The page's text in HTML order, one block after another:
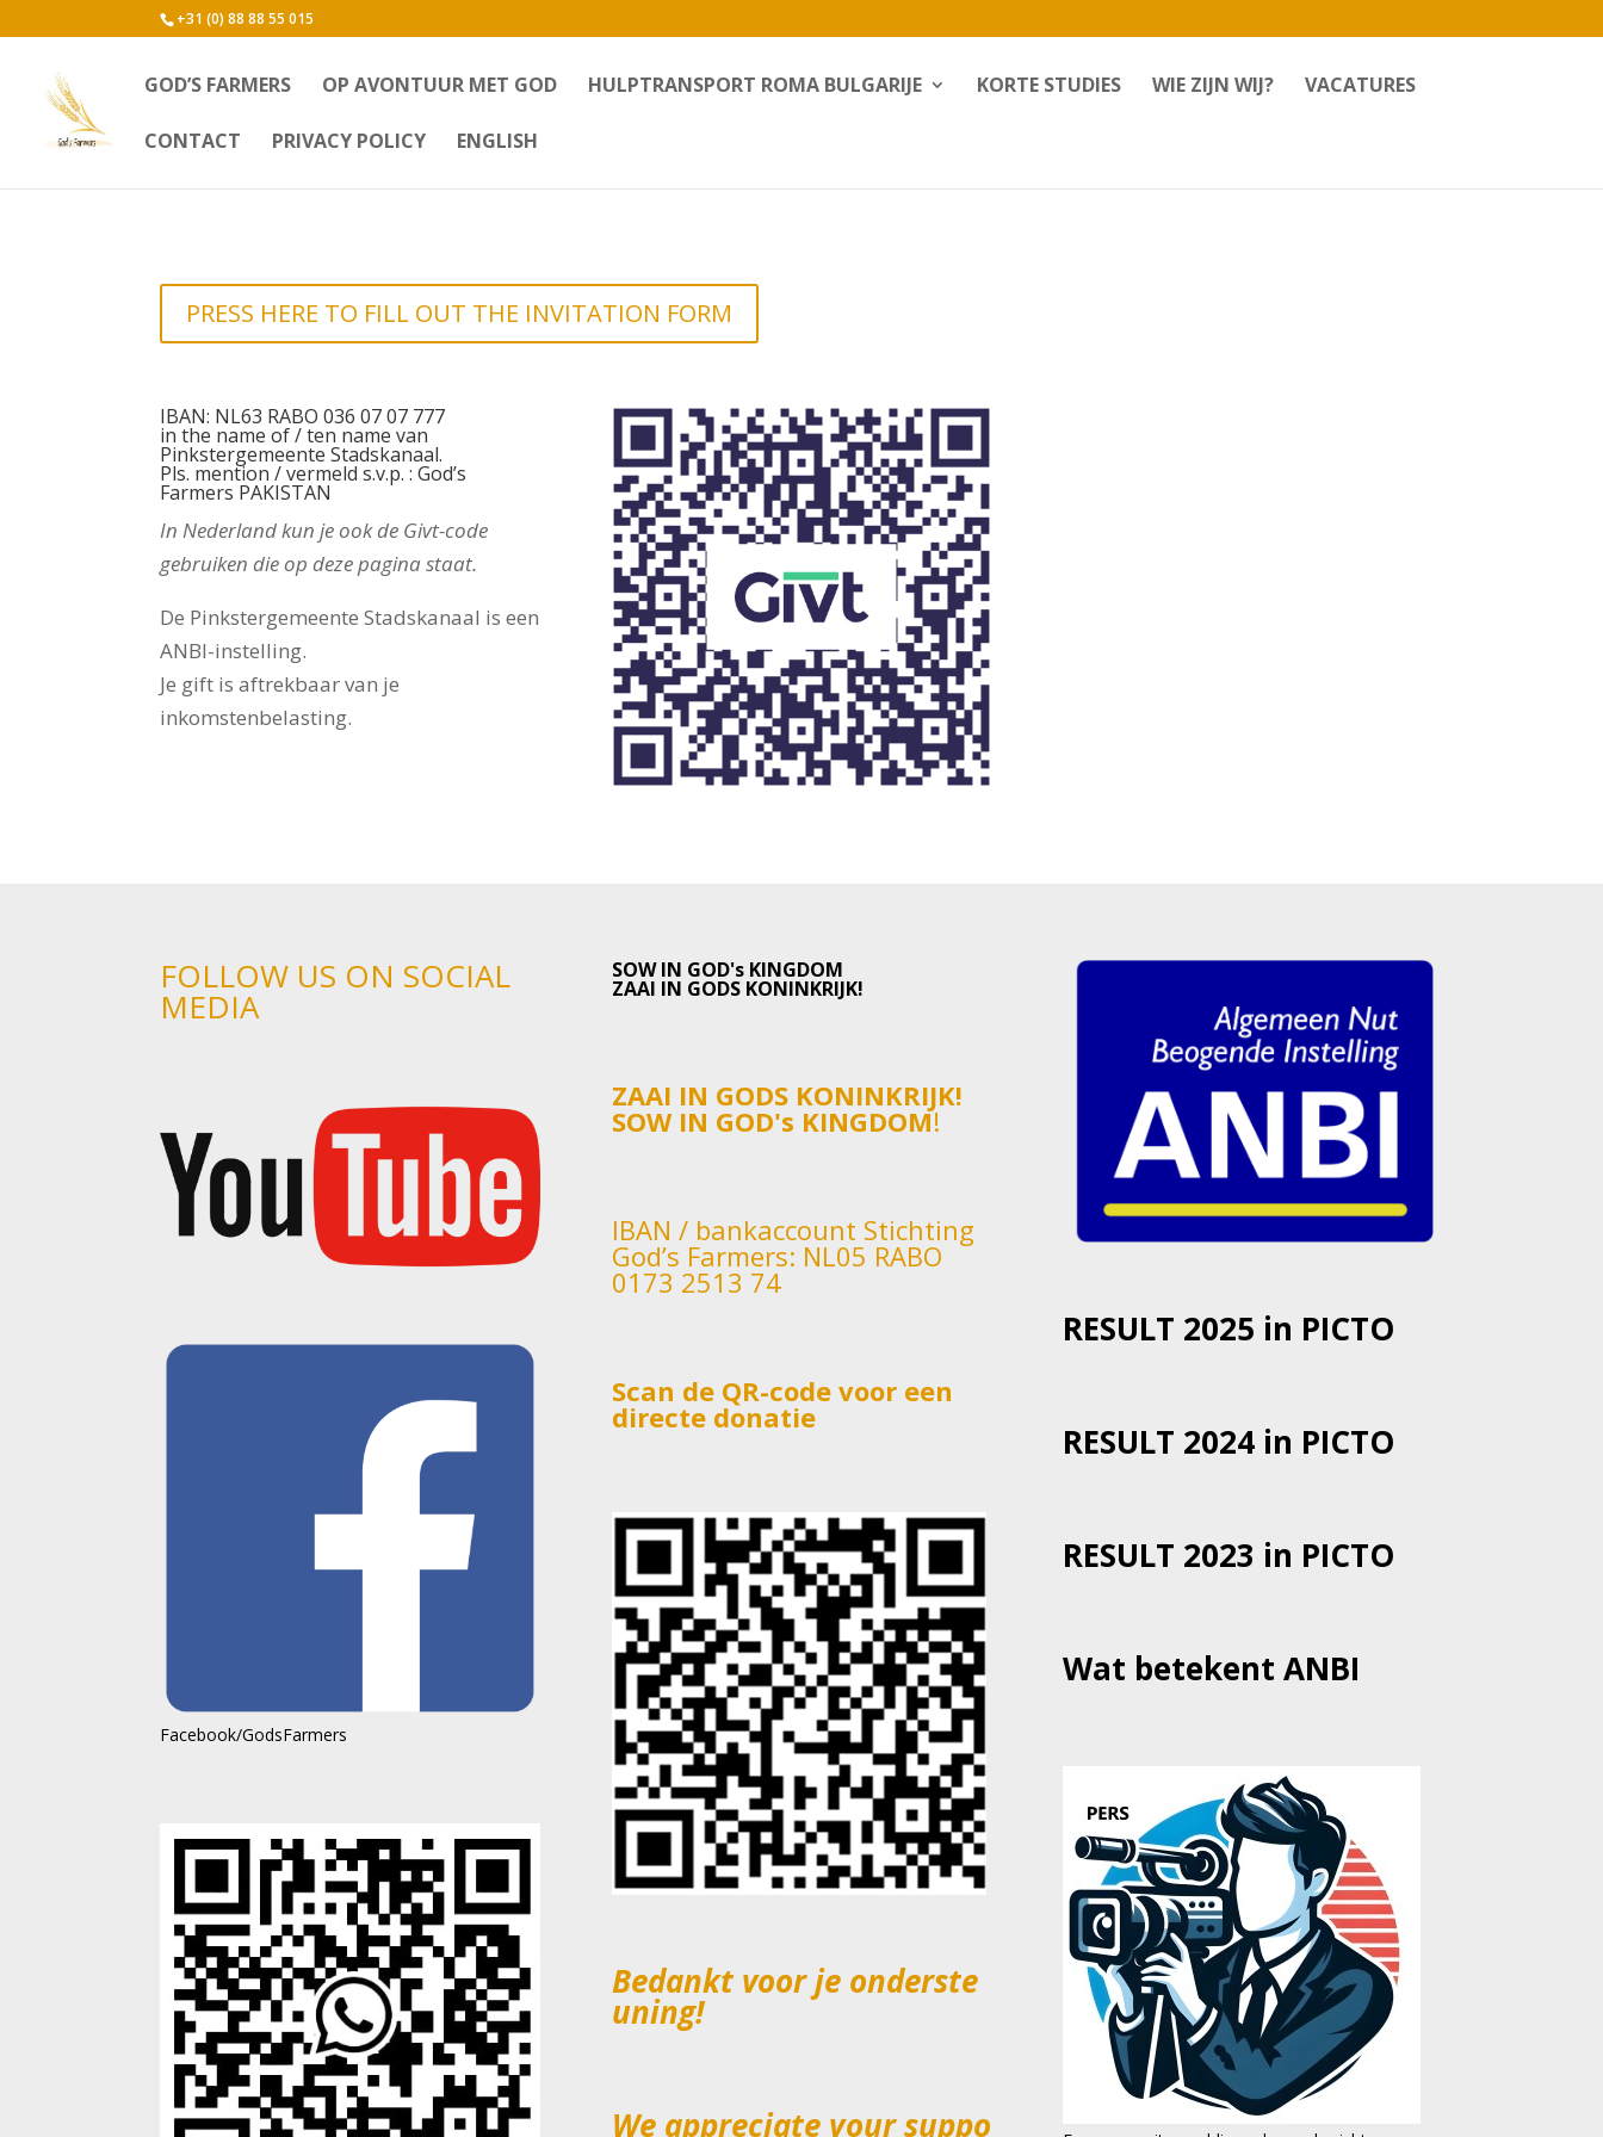
+31 (0) 88 88 55 015
GOD’S FARMERS OP AVONTUUR MET GOD HULPTRANSPORT ROMA BULGARIJE KORTE STUDIES WIE ZIJN WIJ? VACATURES
CONTACT PRIVACY POLICY ENGLISH
PRESS HERE TO FILL OUT THE INVITATION FORM
IBAN: NL63 RABO 036 07 07 777
in the name of / ten name van
Pinkstergemeente Stadskanaal.
Pls. mention / vermeld s.v.p. : God’s
Farmers PAKISTAN
In Nederland kun je ook de Givt-code
gebruiken die op deze pagina staat.
De Pinkstergemeente Stadskanaal is een
ANBI-instelling.
Je gift is aftrekbaar van je
inkomstenbelasting.
FOLLOW US ON SOCIAL
MEDIA
Facebook/GodsFarmers
SOW IN GOD's KINGDOM
ZAAI IN GODS KONINKRIJK!
ZAAI IN GODS KONINKRIJK!
SOW IN GOD's KINGDOM!
IBAN / bankaccount Stichting
God’s Farmers: NL05 RABO
0173 2513 74
Scan de QR-code voor een
directe donatie
Bedankt voor je onderste
uning!
We appreciate your suppo
RESULT 2025 in PICTO
RESULT 2024 in PICTO
RESULT 2023 in PICTO
Wat betekent ANBI